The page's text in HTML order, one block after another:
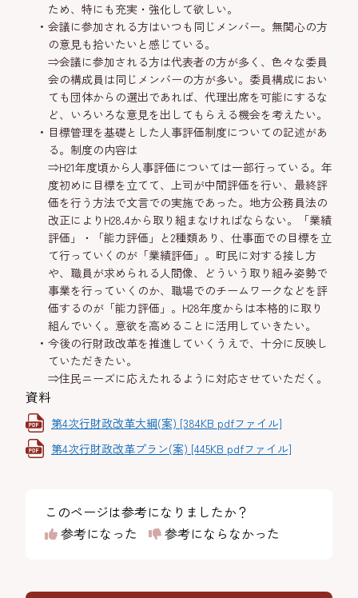
ため、特にも充実・強化して欲しい。
会議に参加される方はいつも同じメンバー。無関心の方
の意見も拾いたいと感じている。
⇒会議に参加される方は代表者の方が多く、色々な委員
会の構成員は同じメンバーの方が多い。委員構成におい
ても団体からの選出であれば、代理出席を可能にするな
ど、いろいろな意見を出してもらえる機会を考えたい。
目標管理を基礎とした人事評価制度についての記述があ
る。制度の内容は
⇒H21年度頃から人事評価については一部行っている。年
度初めに目標を立てて、上司が中間評価を行い、最終評
価を行う方法で文言での実施であった。地方公務員法の
改正によりH28.4から取り組まなければならない。「業績
評価」・「能力評価」と2種類あり、仕事面での目標を立
て行っていくのが「業績評価」。町民に対する接し方
や、職員が求められる人間像、どういう取り組み姿勢で
事業を行っていくのか、職場でのチームワークなどを評
価するのが「能力評価」。H28年度からは本格的に取り
組んでいく。意欲を高めることに活用していきたい。
今後の行財政改革を推進していくうえで、十分に反映し
ていただきたい。
⇒住民ニーズに応えたれるように対応させていただく。
資料
第4次行財政改革大綱(案) [384KB pdfファイル]
第4次行財政改革プラン(案) [445KB pdfファイル]
このページは参考になりましたか？
参考になった
参考にならなかった